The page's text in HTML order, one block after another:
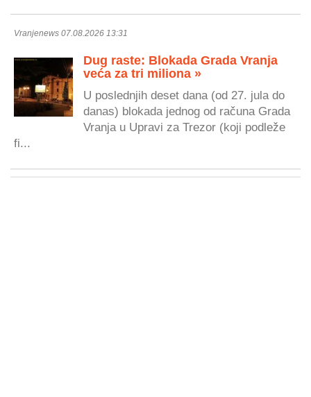
Vranjenews 07.08.2026 13:31
Dug raste: Blokada Grada Vranja
veća za tri miliona »
U poslednjih deset dana (od 27. jula do
danas) blokada jednog od računa Grada
Vranja u Upravi za Trezor (koji podleže
fi...